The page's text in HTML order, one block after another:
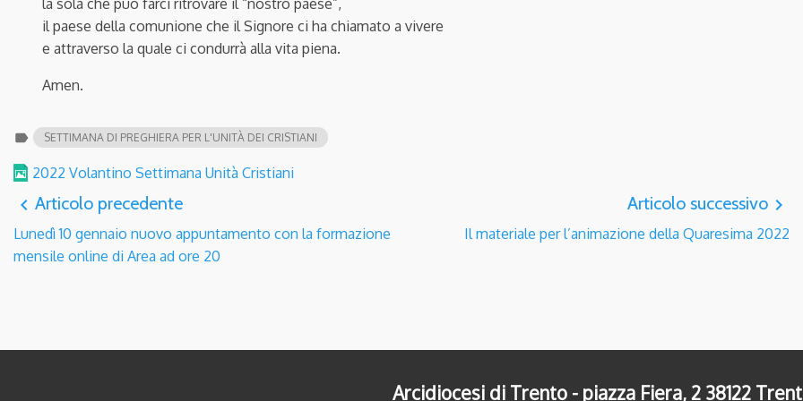
la sola che può farci ritrovare il “nostro paese”,
il paese della comunione che il Signore ci ha chiamato a vivere
e attraverso la quale ci condurrà alla vita piena.
Amen.
label SETTIMANA DI PREGHIERA PER L'UNITÀ DEI CRISTIANI
2022 Volantino Settimana Unità Cristiani
navigate_before Articolo precedente
Lunedì 10 gennaio nuovo appuntamento con la formazione
mensile online di Area ad ore 20
Articolo successivo navigate_next
Il materiale per l’animazione della Quaresima 2022
Arcidiocesi di Trento - piazza Fiera, 2 38122